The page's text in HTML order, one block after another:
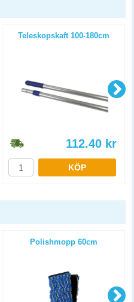
Teleskopskaft 100-180cm
112.40 kr
KÖP
Polishmopp 60cm